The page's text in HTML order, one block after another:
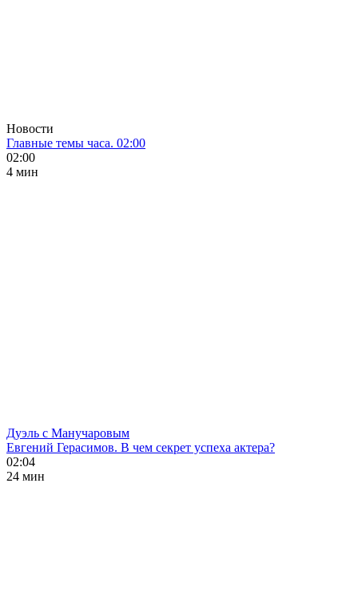
Новости
Главные темы часа. 02:00
02:00
4 мин
Дуэль с Манучаровым
Евгений Герасимов. В чем секрет успеха актера?
02:04
24 мин